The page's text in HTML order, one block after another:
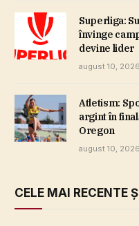
Superliga:
învinge
devine lider
august 10, 2026
Atletism:
argint în
Oregon
august 10, 2026
CELE MAI RECENTE